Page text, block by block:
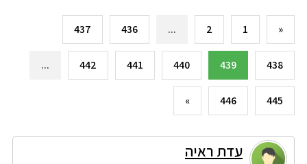
«
1
2
...
436
437
438
439
440
441
442
...
445
446
»
עדת ראיה